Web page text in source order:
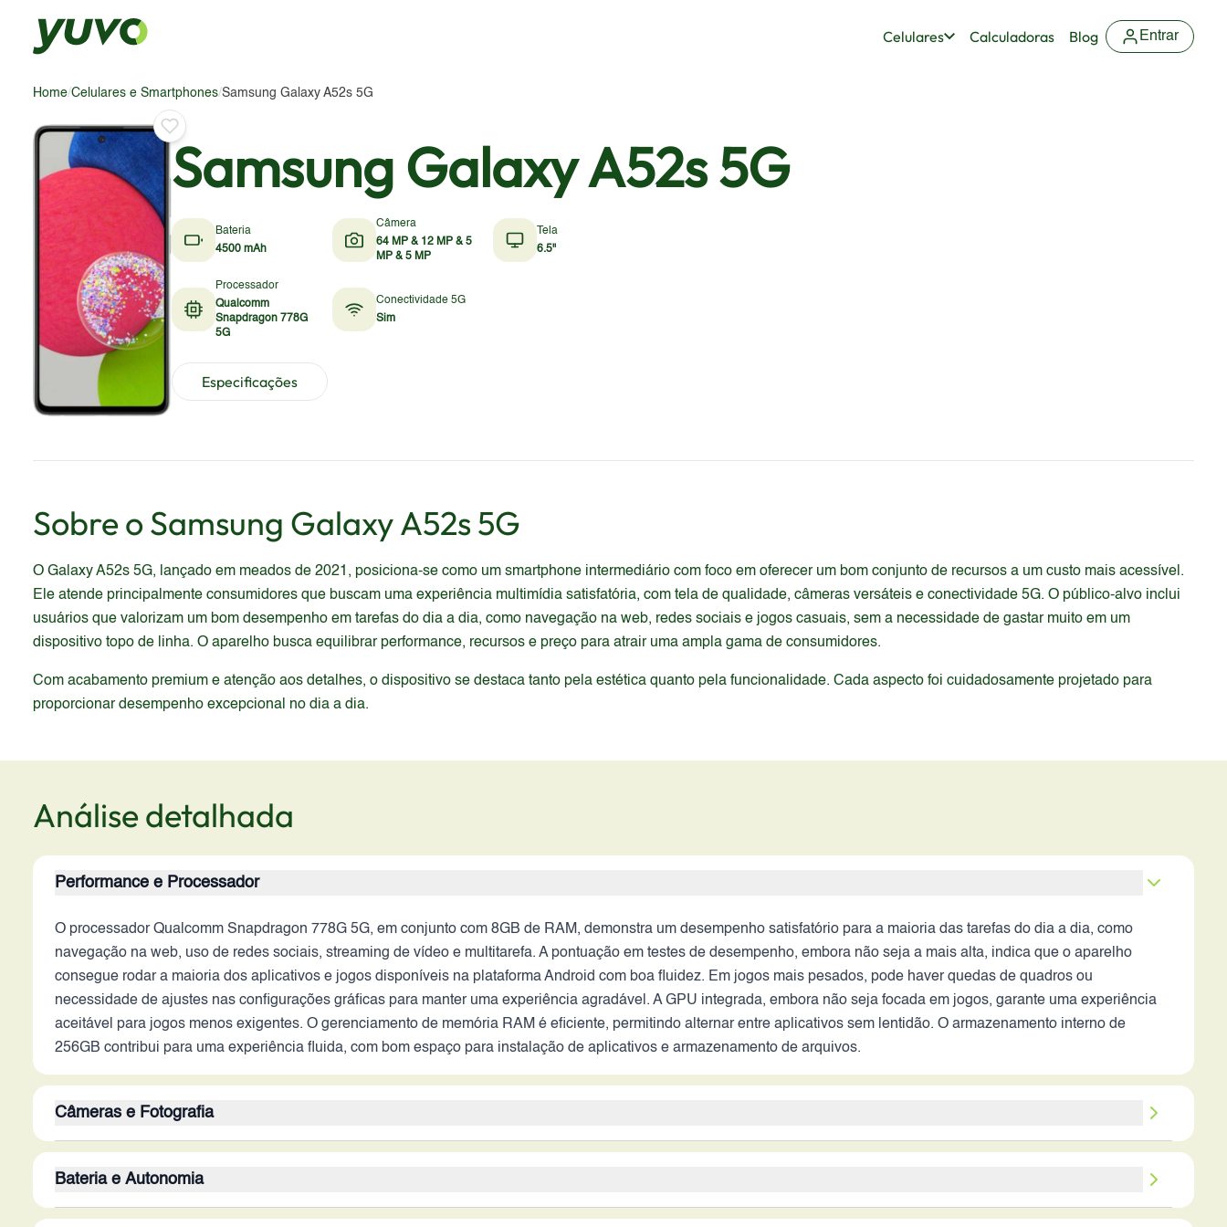
Celulares Calculadoras Blog Entrar
Home/Celulares e Smartphones/Samsung Galaxy A52s 5G
Samsung Galaxy A52s 5G
Bateria
4500 mAh
Câmera
64 MP & 12 MP & 5
MP & 5 MP
Tela
6.5"
Processador
Qualcomm
Snapdragon 778G
5G
Conectividade 5G
Sim
Especificações
Sobre o Samsung Galaxy A52s 5G
O Galaxy A52s 5G, lançado em meados de 2021, posiciona-se como um smartphone intermediário com foco em oferecer um bom conjunto de recursos a um custo mais acessível.
Ele atende principalmente consumidores que buscam uma experiência multimídia satisfatória, com tela de qualidade, câmeras versáteis e conectividade 5G. O público-alvo inclui
usuários que valorizam um bom desempenho em tarefas do dia a dia, como navegação na web, redes sociais e jogos casuais, sem a necessidade de gastar muito em um
dispositivo topo de linha. O aparelho busca equilibrar performance, recursos e preço para atrair uma ampla gama de consumidores.
Com acabamento premium e atenção aos detalhes, o dispositivo se destaca tanto pela estética quanto pela funcionalidade. Cada aspecto foi cuidadosamente projetado para
proporcionar desempenho excepcional no dia a dia.
Análise detalhada
Performance e Processador
O processador Qualcomm Snapdragon 778G 5G, em conjunto com 8GB de RAM, demonstra um desempenho satisfatório para a maioria das tarefas do dia a dia, como
navegação na web, uso de redes sociais, streaming de vídeo e multitarefa. A pontuação em testes de desempenho, embora não seja a mais alta, indica que o aparelho
consegue rodar a maioria dos aplicativos e jogos disponíveis na plataforma Android com boa fluidez. Em jogos mais pesados, pode haver quedas de quadros ou
necessidade de ajustes nas configurações gráficas para manter uma experiência agradável. A GPU integrada, embora não seja focada em jogos, garante uma experiência
aceitável para jogos menos exigentes. O gerenciamento de memória RAM é eficiente, permitindo alternar entre aplicativos sem lentidão. O armazenamento interno de
256GB contribui para uma experiência fluida, com bom espaço para instalação de aplicativos e armazenamento de arquivos.
Câmeras e Fotografia
ultrawide e macro. A câmera principal de 64MP, com estabilização óptica, permite capturar fotos com boa nitidez e detalhe em condições de boa iluminação. O sensor
ultrawide é útil para fotos de paisagens e grupos maiores, enquanto os sensores de 5MP são para fotos macro. A qualidade das fotos em ambientes com pouca luz pode
Bateria e Autonomia